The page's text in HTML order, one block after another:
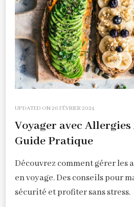
UPDATED ON26 FÉVRIER 2024
Voyager avec
Guide Pratique
Découvrez comment gérer
en voyage. Des conseils pour
sécurité et profiter sans stress.